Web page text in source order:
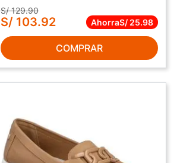
S/ 129.90
S/ 103.92 AhorraS/ 25.98
COMPRAR